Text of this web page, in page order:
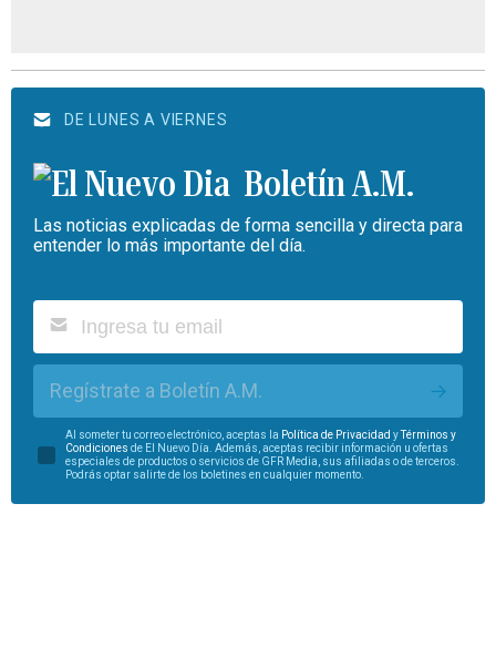
DE LUNES A VIERNES
Boletín A.M.
Las noticias explicadas de forma sencilla y directa para
entender lo más importante del día.
Regístrate a Boletín A.M.
Al someter tu correo electrónico, aceptas la Política de Privacidad yTérminos y
Condiciones de El Nuevo Día. Además, aceptas recibir información u ofertas
especiales de productos o servicios de GFR Media, sus afiliadas o de terceros.
Podrás optar salirte de los boletines en cualquier momento.